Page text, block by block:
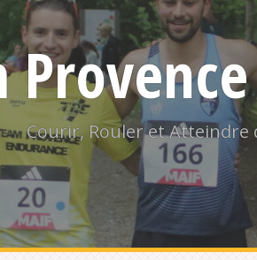
Courir, Rouler et Atteindre